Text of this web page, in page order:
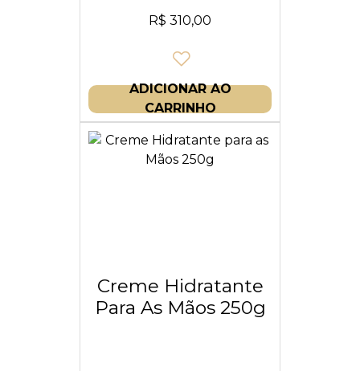
R$ 310,00
ADICIONAR AO
CARRINHO
Creme Hidratante
Para As Mãos 250g